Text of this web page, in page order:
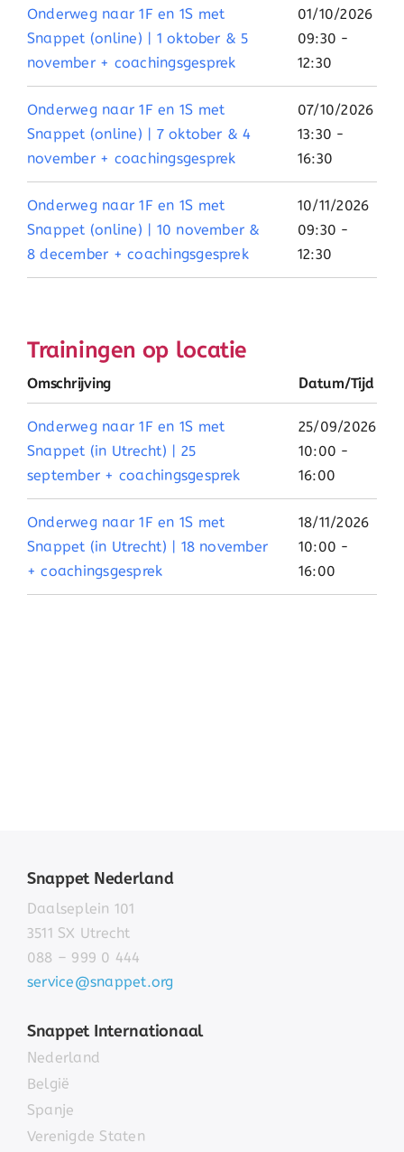
Onderweg naar 1F en 1S met
Snappet (online) | 1 oktober & 5
november + coachingsgesprek
01/10/2026
09:30 -
12:30
Onderweg naar 1F en 1S met
Snappet (online) | 7 oktober & 4
november + coachingsgesprek
07/10/2026
13:30 -
16:30
Onderweg naar 1F en 1S met
Snappet (online) | 10 november &
8 december + coachingsgesprek
10/11/2026
09:30 -
12:30
Trainingen op locatie
Omschrijving Datum/Tijd
Onderweg naar 1F en 1S met
Snappet (in Utrecht) | 25
september + coachingsgesprek
25/09/2026
10:00 -
16:00
Onderweg naar 1F en 1S met
Snappet (in Utrecht) | 18 november
+ coachingsgesprek
18/11/2026
10:00 -
16:00
Snappet Nederland
Daalseplein 101
3511 SX Utrecht
088 – 999 0 444
service@snappet.org
Snappet Internationaal
Nederland
België
Spanje
Verenigde Staten